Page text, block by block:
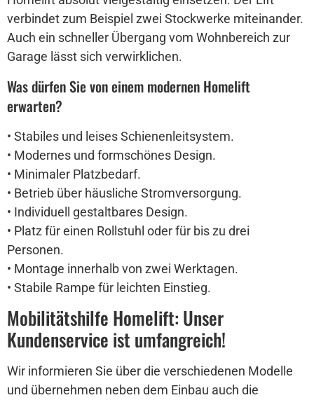
verbindet zum Beispiel zwei Stockwerke miteinander.
Auch ein schneller Übergang vom Wohnbereich zur
Garage lässt sich verwirklichen.
Was dürfen Sie von einem modernen Homelift
erwarten?
• Stabiles und leises Schienenleitsystem.
• Modernes und formschönes Design.
• Minimaler Platzbedarf.
• Betrieb über häusliche Stromversorgung.
• Individuell gestaltbares Design.
• Platz für einen Rollstuhl oder für bis zu drei
Personen.
• Montage innerhalb von zwei Werktagen.
• Stabile Rampe für leichten Einstieg.
Mobilitätshilfe Homelift: Unser
Kundenservice ist umfangreich!
Wir informieren Sie über die verschiedenen Modelle
und übernehmen neben dem Einbau auch die